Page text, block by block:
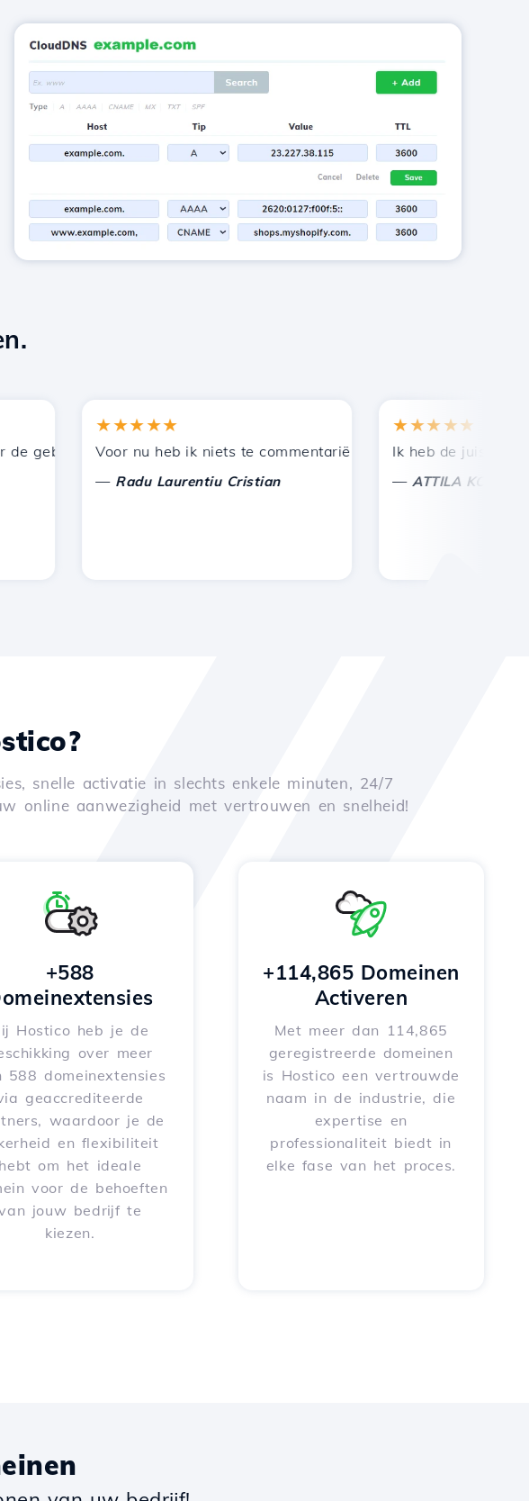
jullie aanbevolen bij andere bekenden.
ondersteuning!
★★★★★
Voor nu heb ik niets te commentariëren, alleen om te
Radu Laurentiu Cristian
★★★★★
Ik heb de juiste keuze
ATTILA KOLES
snelle activatie in slechts enkele minuten, 24/7
online aanwezigheid met vertrouwen en snelheid!
+588
Hostico heb je de
over meer
588 domeinextensies
geaccrediteerde
waardoor je de
en flexibiliteit
hebt om het ideale
voor de behoeften
jouw bedrijf te
kiezen.
+114,865 Domeinen
Activeren
Met meer dan 114,865
geregistreerde domeinen
is Hostico een vertrouwde
naam in de industrie, die
expertise en
professionaliteit biedt in
elke fase van het proces.